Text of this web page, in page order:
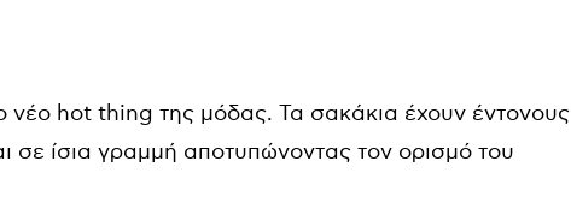
νέο hot thing της μόδας. Τα σακάκια έχουν έντονους
σε ίσια γραμμή αποτυπώνοντας τον ορισμό του